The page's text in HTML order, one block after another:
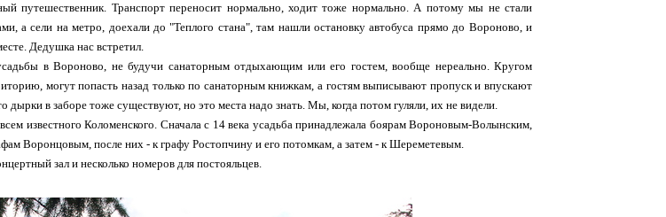
путешественник. Транспорт переносит нормально, ходит тоже нормально. А потому мы не стали
а сели на метро, доехали до "Теплого стана", там нашли остановку автобуса прямо до Вороново, и
Дедушка нас встретил.
в Вороново, не будучи санаторным отдыхающим или его гостем, вообще нереально. Кругом
могут попасть назад только по санаторным книжкам, а гостям выписывают пропуск и впускают
дырки в заборе тоже существуют, но это места надо знать. Мы, когда потом гуляли, их не видели.
известного Коломенского. Сначала с 14 века усадьба принадлежала боярам Вороновым-Волынским,
Воронцовым, после них - к графу Ростопчину и его потомкам, а затем - к Шереметевым.
зал и несколько номеров для постояльцев.